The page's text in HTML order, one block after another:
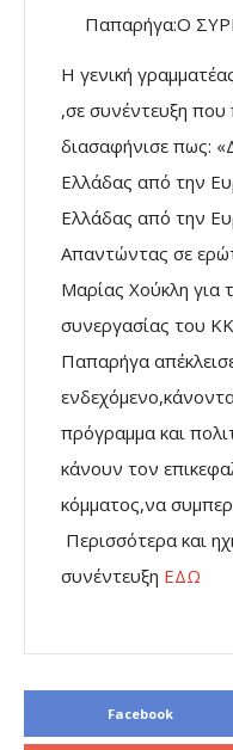
Παπαρήγα:Ο
Η γενική
,σε συνέντευξη
διασαφήνισε πως:
Ελλάδας από την
Ελλάδας από την
Απαντώντας σε
Μαρίας Χούκλη για
συνεργασίας του
Παπαρήγα
πρόγραμμα και
κάνουν τον
κόμματος,να
Περισσότερα και
συνέντευξη ΕΔΩ
Facebook